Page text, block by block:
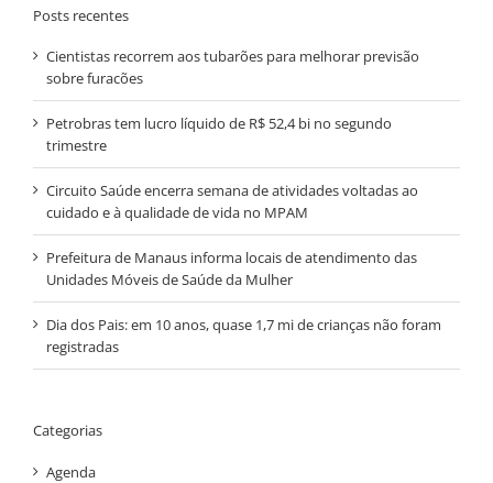
Posts recentes
Cientistas recorrem aos tubarões para melhorar previsão
sobre furacões
Petrobras tem lucro líquido de R$ 52,4 bi no segundo
trimestre
Circuito Saúde encerra semana de atividades voltadas ao
cuidado e à qualidade de vida no MPAM
Prefeitura de Manaus informa locais de atendimento das
Unidades Móveis de Saúde da Mulher
Dia dos Pais: em 10 anos, quase 1,7 mi de crianças não foram
registradas
Categorias
Agenda